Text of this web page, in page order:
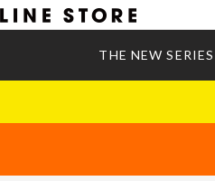
THE NEW SERIES